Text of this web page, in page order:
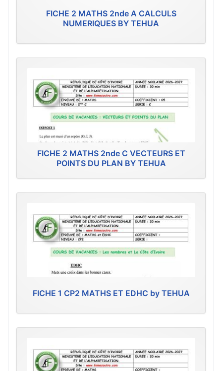
FICHE 2 MATHS 2nde A CALCULS
NUMERIQUES BY TEHUA
FICHE 2 MATHS 2nde C VECTEURS ET
POINTS DU PLAN BY TEHUA
FICHE 1 CP2 MATHS ET EDHC by TEHUA